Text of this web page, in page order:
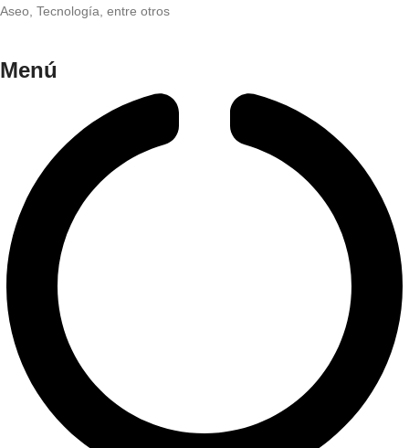
Aseo, Tecnología, entre otros
Menú